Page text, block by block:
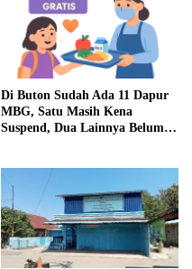
Di Buton Sudah Ada 11 Dapur
MBG, Satu Masih Kena
Suspend, Dua Lainnya Belum